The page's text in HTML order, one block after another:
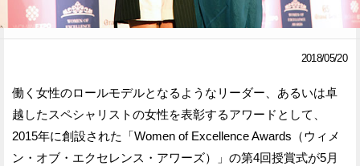
Facebook
シ
ア
Twitter
シ
ア
2018/05/20
働く女性のロールモデルとなるようなリーダー、あるいは卓
越したスペシャリストの女性を表彰するアワードとして、
2015年に創設された「Women of Excellence Awards（ウィメ
ン・オブ・エクセレンス・アワーズ）」の第4回授賞式が5月